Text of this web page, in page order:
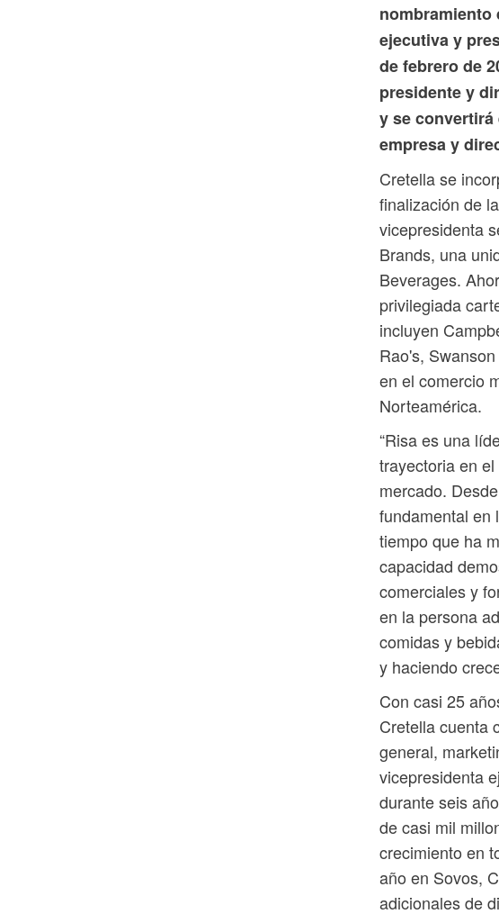
nombramiento
ejecutiva y
de febrero de
presidente y
y se
empresa y
Cretella se
finalización de
vicepresidenta
Brands, una
Beverages.
privilegiada
incluyen
Rao's,
en el comercio
Norteamérica.
“Risa es una
trayectoria en
mercado.
fundamental en
tiempo que ha
capacidad
comerciales y
en la persona
comidas y
y haciendo
Con casi 25
Cretella cuenta
general,
vicepresidenta
durante seis
de casi mil
crecimiento en
año en Sovos,
adicionales de